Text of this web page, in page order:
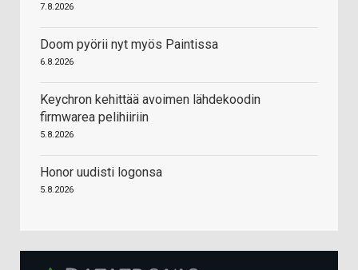
7.8.2026
Doom pyörii nyt myös Paintissa
6.8.2026
Keychron kehittää avoimen lähdekoodin
firmwarea pelihiiriin
5.8.2026
Honor uudisti logonsa
5.8.2026